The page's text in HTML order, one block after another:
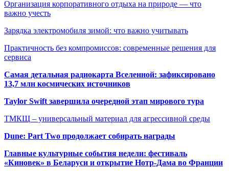
Организация корпоративного отдыха на природе — что
важно учесть
Зарядка электромобиля зимой: что важно учитывать
Практичность без компромиссов: современные решения для
сервиса
Самая детальная радиокарта Вселенной: зафиксировано
13,7 млн космических источников
Taylor Swift завершила очередной этап мирового тура
ТМКЩ – универсальный материал для агрессивной среды
Dune: Part Two продолжает собирать награды
Главные культурные события недели: фестиваль
«Киновек» в Беларуси и открытие Нотр-Дама во Франции